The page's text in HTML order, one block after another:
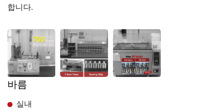
합니다.
바름
실내